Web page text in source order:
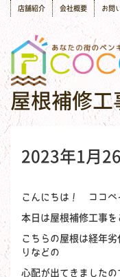
店舗紹介 会社概要 お問
屋根補修工
2023年1月
こんにちは！ ココペ
本日は屋根補修工事
こちらの屋根は経年
りなどの
心配が出てきました